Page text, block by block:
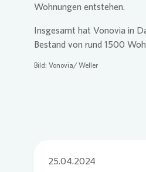
Wohnungen entstehen.
Insgesamt hat Vonovia in
Bestand von rund 1500
Bild: Vonovia/ Weller
25.04.2024